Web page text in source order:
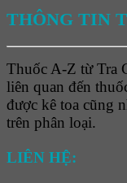
THÔNG TIN
Thuốc A-Z từ Tra
liên quan đến
được kê toa cũng
trên phân loại.
LIÊN HỆ: